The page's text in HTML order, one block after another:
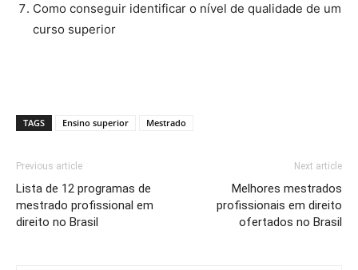
Como conseguir identificar o nível de qualidade de um
curso superior
TAGS Ensino superior Mestrado
Previous article
Lista de 12 programas de
mestrado profissional em
direito no Brasil
Next article
Melhores mestrados
profissionais em direito
ofertados no Brasil